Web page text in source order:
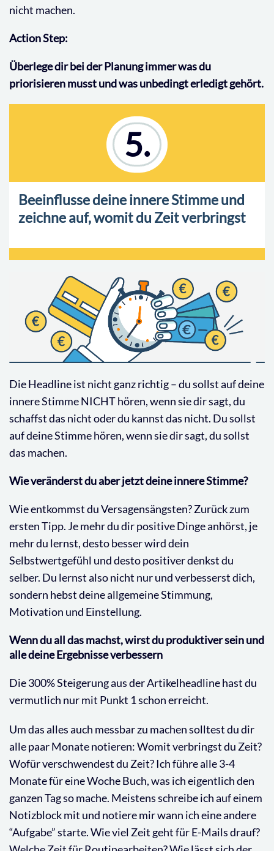
nicht machen.
Action Step:
Überlege dir bei der Planung immer was du
priorisieren musst und was unbedingt erledigt gehört.
5.
Beeinflusse deine innere Stimme und
zeichne auf, womit du Zeit verbringst
Die Headline ist nicht ganz richtig – du sollst auf deine
innere Stimme NICHT hören, wenn sie dir sagt, du
schaffst das nicht oder du kannst das nicht. Du sollst
auf deine Stimme hören, wenn sie dir sagt, du sollst
das machen.
Wie veränderst du aber jetzt deine innere Stimme?
Wie entkommst du Versagensängsten? Zurück zum
ersten Tipp. Je mehr du dir positive Dinge anhörst, je
mehr du lernst, desto besser wird dein
Selbstwertgefühl und desto positiver denkst du
selber. Du lernst also nicht nur und verbesserst dich,
sondern hebst deine allgemeine Stimmung,
Motivation und Einstellung.
Wenn du all das machst, wirst du produktiver sein und
alle deine Ergebnisse verbessern
Die 300% Steigerung aus der Artikelheadline hast du
vermutlich nur mit Punkt 1 schon erreicht.
Um das alles auch messbar zu machen solltest du dir
alle paar Monate notieren: Womit verbringst du Zeit?
Wofür verschwendest du Zeit? Ich führe alle 3-4
Monate für eine Woche Buch, was ich eigentlich den
ganzen Tag so mache. Meistens schreibe ich auf einem
Notizblock mit und notiere mir wann ich eine andere
“Aufgabe” starte. Wie viel Zeit geht für E-Mails drauf?